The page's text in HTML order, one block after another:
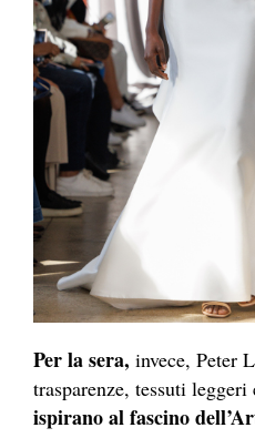
Per la sera, invece, Peter
trasparenze, tessuti
ispirano al fascino